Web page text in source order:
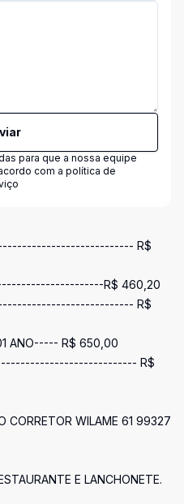
para que a nossa equipe
com a política de
R$
R$ 460,20
R$
ANO----- R$ 650,00
R$
CORRETOR WILAME 61 99327
E LANCHONETE.